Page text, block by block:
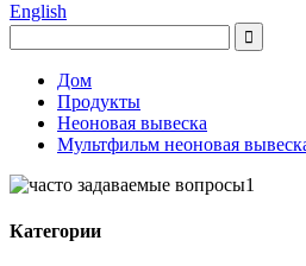
English
Дом
Продукты
Неоновая вывеска
Мультфильм неоновая
Категории